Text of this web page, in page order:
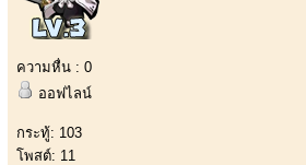
ความหื่น : 0
ออฟไลน์
กระทู้: 103
โพสต์: 11